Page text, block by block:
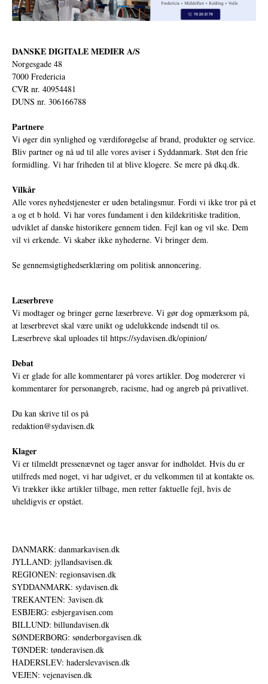
DANSKE DIGITALE MEDIER A/S
Norgesgade 48
7000 Fredericia
CVR nr. 40954481
DUNS nr. 306166788
Partnere
Vi øger din synlighed og værdiforøgelse af brand, produkter og service.
Bliv partner og nå ud til alle vores aviser i Syddanmark. Støt den frie
formidling. Vi har friheden til at blive klogere. Se mere på dkq.dk.
Vilkår
Alle vores nyhedstjenester er uden betalingsmur. Fordi vi ikke tror på et
a og et b hold. Vi har vores fundament i den kildekritiske tradition,
udviklet af danske historikere gennem tiden. Fejl kan og vil ske. Dem
vil vi erkende. Vi skaber ikke nyhederne. Vi bringer dem.
Se gennemsigtighedserklæring om politisk annoncering.
Læserbreve
Vi modtager og bringer gerne læserbreve. Vi gør dog opmærksom på,
at læserbrevet skal være unikt og udelukkende indsendt til os.
Læserbreve skal uploades til https://sydavisen.dk/opinion/
Debat
Vi er glade for alle kommentarer på vores artikler. Dog modererer vi
kommentarer for personangreb, racisme, had og angreb på privatlivet.
Du kan skrive til os på
redaktion@sydavisen.dk
Klager
Vi er tilmeldt pressenævnet og tager ansvar for indholdet. Hvis du er
utilfreds med noget, vi har udgivet, er du velkommen til at kontakte os.
Vi trækker ikke artikler tilbage, men retter faktuelle fejl, hvis de
uheldigvis er opstået.
DANMARK: danmarkavisen.dk
JYLLAND: jyllandsavisen.dk
REGIONEN: regionsavisen.dk
SYDDANMARK: sydavisen.dk
TREKANTEN: 3avisen.dk
ESBJERG: esbjergavisen.com
BILLUND: billundavisen.dk
SØNDERBORG: sønderborgavisen.dk
TØNDER: tønderavisen.dk
HADERSLEV: haderslevavisen.dk
VEJEN: vejenavisen.dk